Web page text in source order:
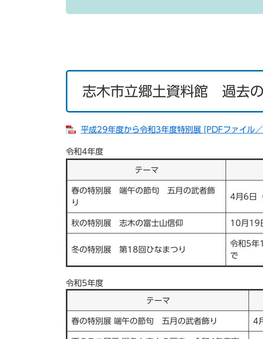
志木市立郷土資料館 過去
平成29年度から令和3年度特別展 [PDFファイル
令和4年度
テーマ
春の特別展 端午の節句 五月の武者飾
り
4月6日
秋の特別展 志木の富士山信仰 10月19
冬の特別展 第18回ひなまつり
令和5年
で
令和5年度
テーマ
春の特別展 端午の節句 五月の武者飾り 4